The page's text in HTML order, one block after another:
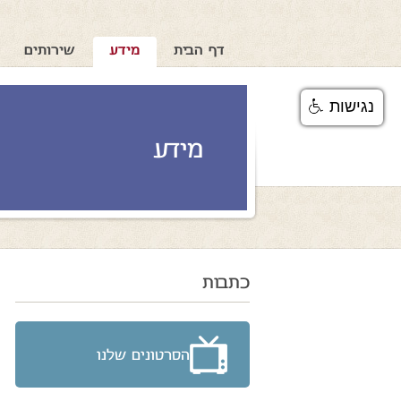
דף הבית מידע שירותים
מידע
כתבות
הסרטונים שלנו
נגישות